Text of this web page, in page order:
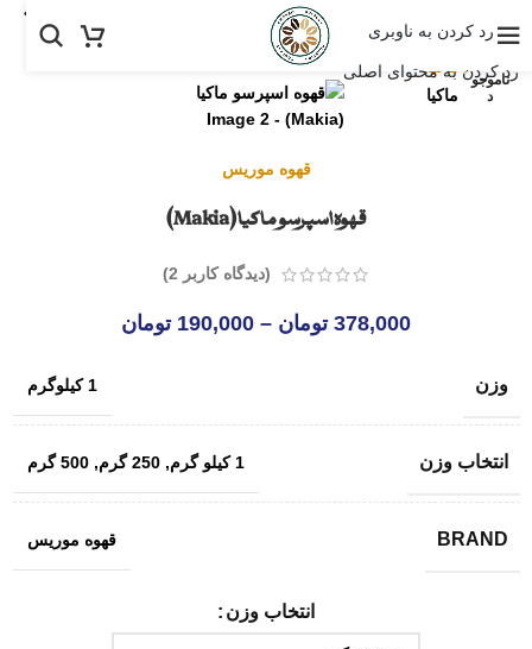
رد کردن به ناوبری
رد کردن به محتوای اصلی
خرید قهوه عربیکا
ناموجو
د
بزرگنمایی تصویر
قهوه موریس
قهوه اسپرسو ماکیا (Makia)
(دیدگاه کاربر2
)
378,000 تومان –
190,000 تومان
وزن 1 کیلوگرم
انتخاب وزن 1 کیلو گرم ,250 گرم ,500 گرم
BRAND قهوه موریس
انتخاب وزن